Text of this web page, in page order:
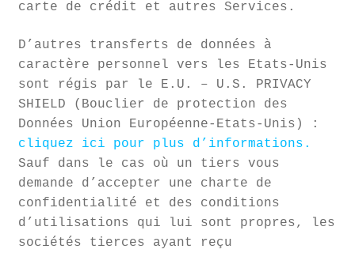
carte de crédit et autres Services.
D’autres transferts de données à
caractère personnel vers les Etats-Unis
sont régis par le E.U. – U.S. PRIVACY
SHIELD (Bouclier de protection des
Données Union Européenne-Etats-Unis) :
cliquez ici pour plus d’informations.
Sauf dans le cas où un tiers vous
demande d’accepter une charte de
confidentialité et des conditions
d’utilisations qui lui sont propres, les
sociétés tierces ayant reçu